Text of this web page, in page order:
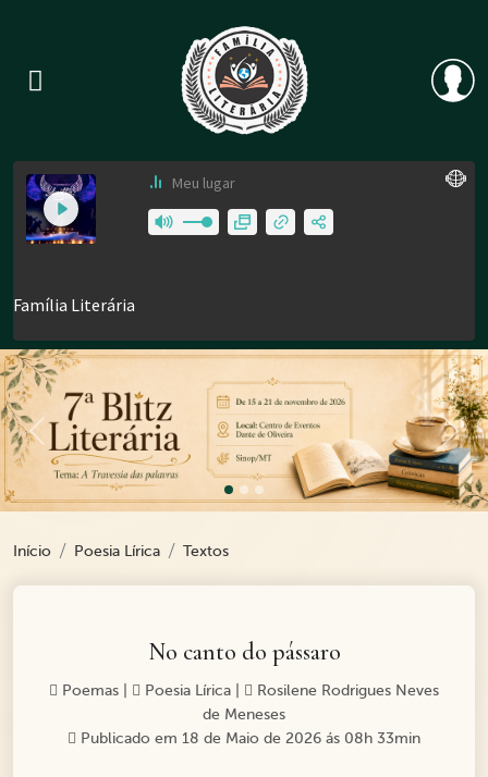
Previous
Início Poesia Lírica Textos
No canto do pássaro
Poemas Poesia Lírica
Rosilene Rodrigues Neves
de Meneses
Publicado em 18 de Maio de 2026 ás 08h 33min